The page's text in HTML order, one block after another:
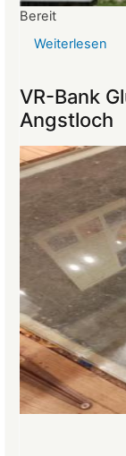
Bereit
Weiterlesen
die
VR-Bank
Angstloch